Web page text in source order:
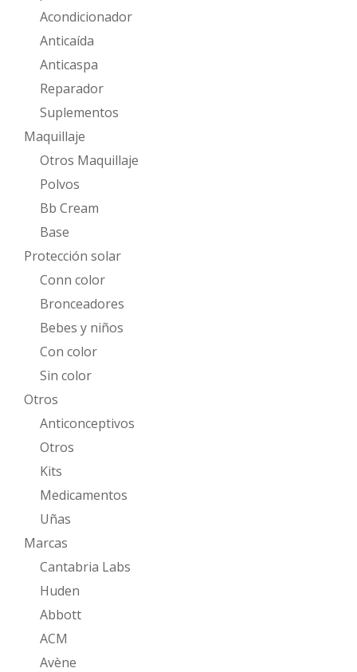
Acondicionador
Anticaída
Anticaspa
Reparador
Suplementos
Maquillaje
Otros Maquillaje
Polvos
Bb Cream
Base
Protección solar
Conn color
Bronceadores
Bebes y niños
Con color
Sin color
Otros
Anticonceptivos
Otros
Kits
Medicamentos
Uñas
Marcas
Cantabria Labs
Huden
Abbott
ACM
Avène